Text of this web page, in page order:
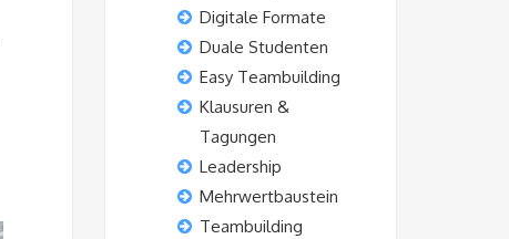
Digitale Formate
Duale Studenten
Easy Teambuilding
Klausuren &
Tagungen
Leadership
Mehrwertbaustein
Teambuilding